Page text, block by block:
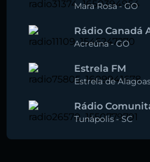
Mara Rosa-GO
Rádio Canadá
Acreúna-GO
Estrela FM
Estrela de
Rádio
Tunápolis-SC